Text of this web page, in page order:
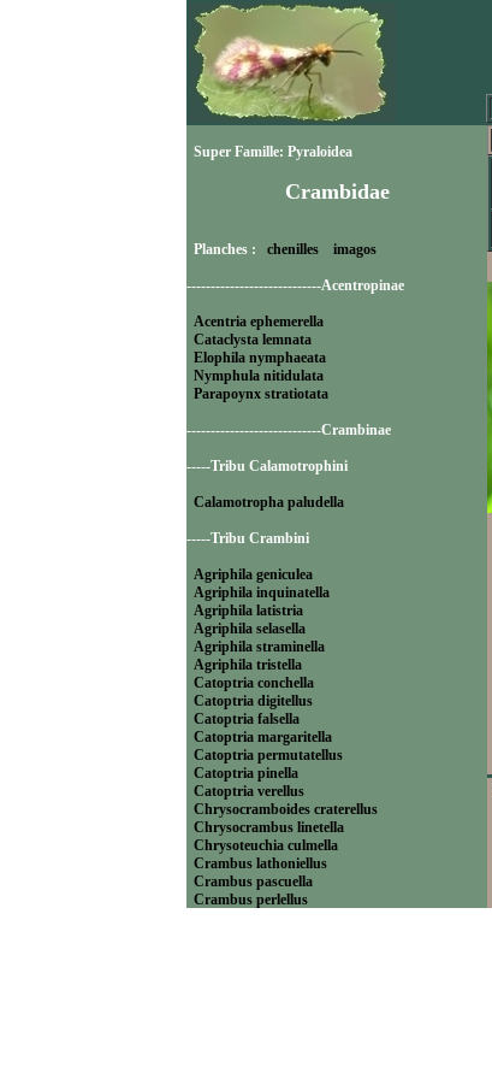
Super Famille: Pyraloidea
Crambidae
Planches : chenilles imagos
----------------------------Acentropinae
Acentria ephemerella
Cataclysta lemnata
Elophila nymphaeata
Nymphula nitidulata
Parapoynx stratiotata
----------------------------Crambinae
-----Tribu Calamotrophini
Calamotropha paludella
-----Tribu Crambini
Agriphila geniculea
Agriphila inquinatella
Agriphila latistria
Agriphila selasella
Agriphila straminella
Agriphila tristella
Catoptria conchella
Catoptria digitellus
Catoptria falsella
Catoptria margaritella
Catoptria permutatellus
Catoptria pinella
Catoptria verellus
Chrysocramboides craterellus
Chrysocrambus linetella
Chrysoteuchia culmella
Crambus lathoniellus
Crambus pascuella
Crambus perlellus